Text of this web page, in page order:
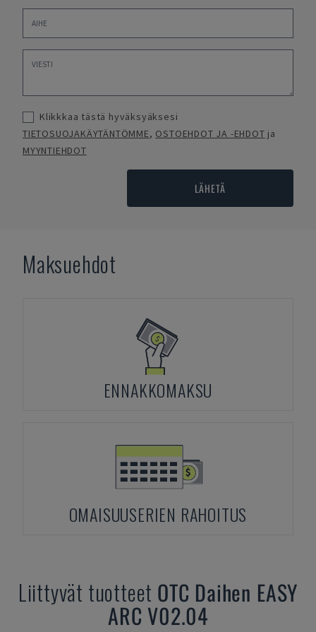
Klikkkaa tästä hyväksyäksesi
TIETOSUOJAKÄYTÄNTÖMME, OSTOEHDOT JA -EHDOT ja
MYYNTIEHDOT
LÄHETÄ
Maksuehdot
ENNAKKOMAKSU
OMAISUUSERIEN RAHOITUS
Liittyvät tuotteet OTC Daihen EASY
ARC V02.04